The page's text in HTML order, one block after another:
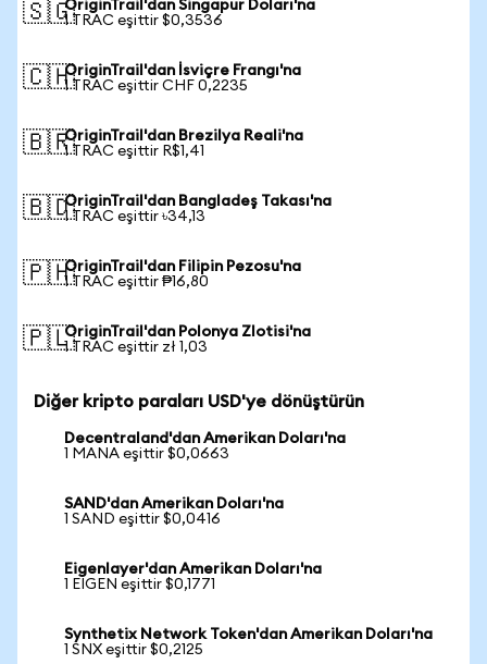
🇸🇬OriginTrail'dan Singapur Doları'na
1 TRAC eşittir $0,3536
🇨🇭OriginTrail'dan İsviçre Frangı'na
1 TRAC eşittir CHF 0,2235
🇧🇷OriginTrail'dan Brezilya Reali'na
1 TRAC eşittir R$1,41
🇧🇩OriginTrail'dan Bangladeş Takası'na
1 TRAC eşittir ৳34,13
🇵🇭OriginTrail'dan Filipin Pezosu'na
1 TRAC eşittir ₱16,80
🇵🇱OriginTrail'dan Polonya Zlotisi'na
1 TRAC eşittir zł 1,03
Diğer kripto paraları USD'ye dönüştürün
Decentraland'dan Amerikan Doları'na
1 MANA eşittir $0,0663
SAND'dan Amerikan Doları'na
1 SAND eşittir $0,0416
Eigenlayer'dan Amerikan Doları'na
1 EIGEN eşittir $0,1771
Synthetix Network Token'dan Amerikan Doları'na
1 SNX eşittir $0,2125